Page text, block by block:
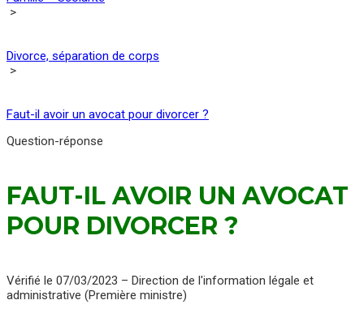
>
Divorce, séparation de corps
>
Faut-il avoir un avocat pour divorcer ?
Question-réponse
FAUT-IL AVOIR UN AVOCAT
POUR DIVORCER ?
Vérifié le 07/03/2023 – Direction de l'information légale et
administrative (Première ministre)